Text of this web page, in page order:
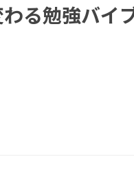
る勉強バイ